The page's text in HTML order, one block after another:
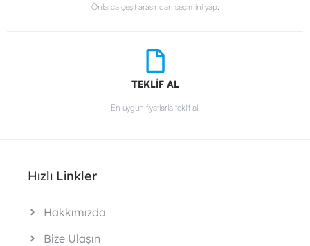
Onlarca çeşit arasından seçimini yap.
TEKLİF AL
En uygun fiyatlarla teklif al!
Hızlı Linkler
Hakkımızda
Bize Ulaşın